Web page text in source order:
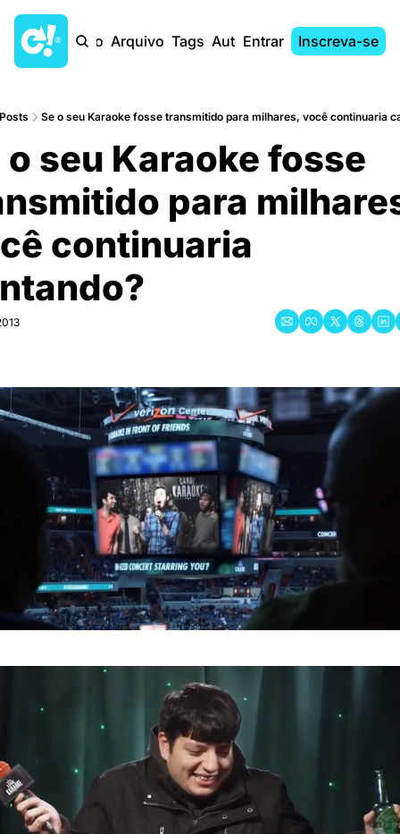
Início Arquivo Tags AutoresEntrar Inscreva-se
Posts Se o seu Karaoke fosse transmitido para milhares, você continuaria
o seu Karaoke fosse
para
continuaria